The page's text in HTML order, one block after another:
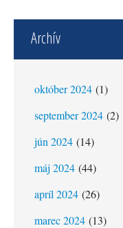
Archív
október 2024 (1)
september 2024 (2)
jún 2024 (14)
máj 2024 (44)
apríl 2024 (26)
marec 2024 (13)